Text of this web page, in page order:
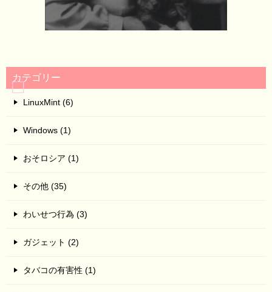
カテゴリー
LinuxMint (6)
Windows (1)
おそロシア (1)
その他 (35)
わいせつ行為 (3)
ガジェット (2)
タバコの有害性 (1)